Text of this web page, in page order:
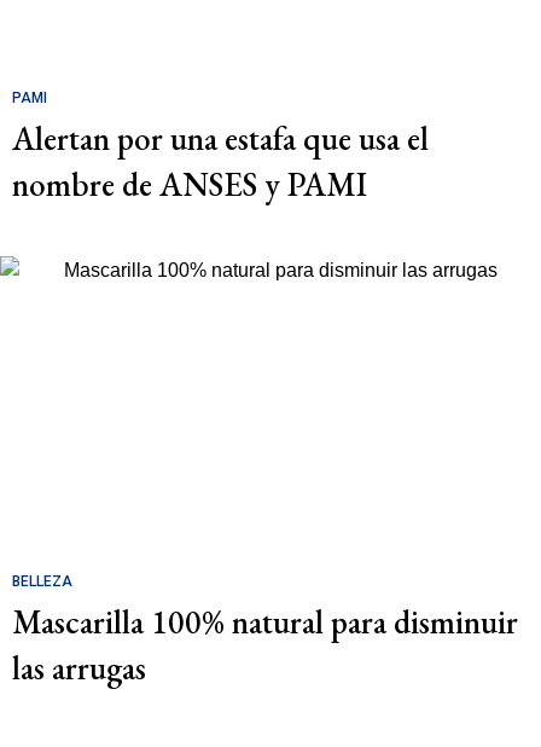
PAMI
Alertan por una estafa que usa el
nombre de ANSES y PAMI
BELLEZA
Mascarilla 100% natural para disminuir
las arrugas